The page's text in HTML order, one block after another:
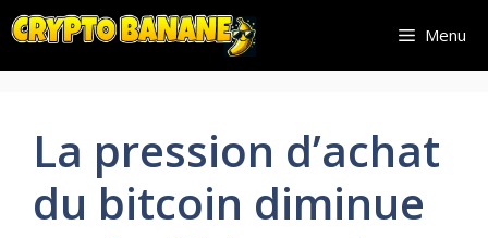
Aller
au
contenu
Menu
La pression d’achat
du bitcoin diminue